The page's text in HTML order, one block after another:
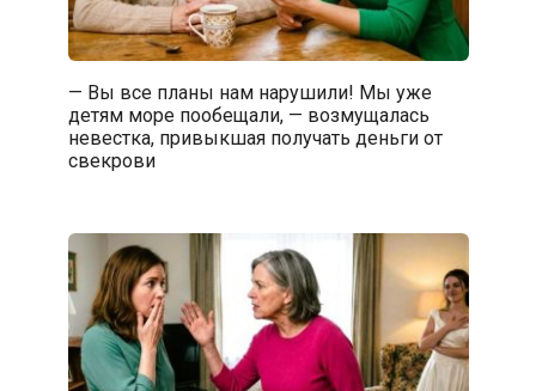
— Вы все планы нам нарушили! Мы уже
детям море пообещали, — возмущалась
невестка, привыкшая получать деньги от
свекрови